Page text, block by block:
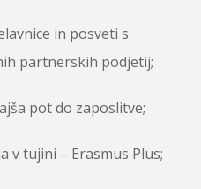
in posveti s
partnerskih podjetij;
pot do zaposlitve;
v tujini – Erasmus Plus;